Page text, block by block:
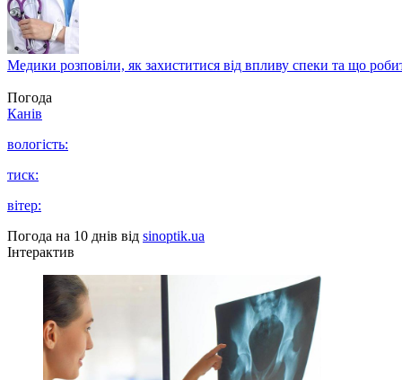
Медики розповіли, як захиститися від впливу спеки та що
Погода
Канів
вологість:
тиск:
вітер:
Погода на 10 днів від sinoptik.ua
Інтерактив